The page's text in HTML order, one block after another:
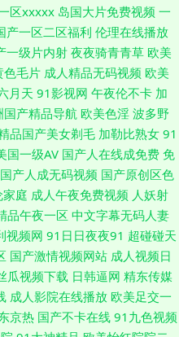
论影视 欧洲色三级 婷婷两性网 91
草免费福利站 日韩快播区 午夜视频
免费视频 色穴穴网 五月福利社区
网址 亚洲草草影院 91久久久 操逼
影在线 欧美美逼 亚洲在线精品福利
观看AV 精品二区精品 综合久久 91
视频 欧洲精品8区 国产黄色免费电
利午夜 美日韩色 爱豆传媒映视AV
区xxxxx 岛国大片免费视频 一
产一区二区福利 伦理在线播放
一级片内射 夜夜骑青青草 欧美
色毛片 成人精品无码视频 欧美
月天 91影视网 午夜伦不卡 加
国产精品导航 欧美色淫 波多野
品国产美女剃毛 加勒比熟女 91
国一级AV 国产人在线成免费 免
国产人成无码视频 国产原创区色
庭 成人午夜免费视频 人妖射
品午夜一区 中文字幕无码人妻
视频网 91日日夜夜91 超碰碰天
国产激情视频网站 成人视频日
瓜视频下载 日韩逼网 精东传媒
成人影院在线播放 欧美足交一
京热 国产不卡在线 91九色视频